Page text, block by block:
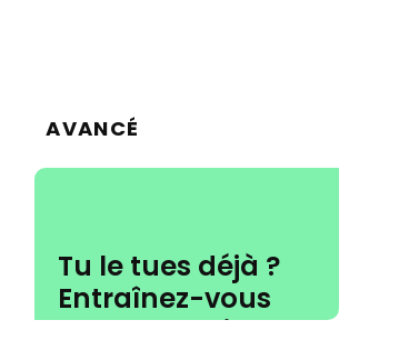
AVANCÉ
Tu le tues déjà ?
Entraînez-vous
avec les meilleurs